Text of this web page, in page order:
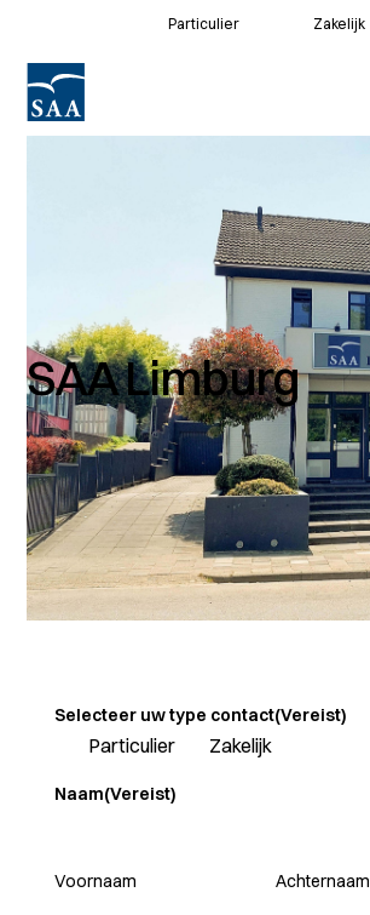
Particulier Zakelijk
SAA Limburg
Selecteer uw type contact(Vereist)
Particulier Zakelijk
Naam(Vereist)
Voornaam Achternaam